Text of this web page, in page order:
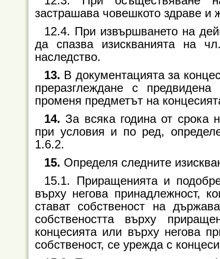
застрашава човешкото здраве и
12.4. При извършването на
да спазва изискванията на
наследство.
13. В документацията за
преразглеждане с
променя предметът на
14. За всяка година от срока
при условия и по ред,
1.6.2.
15. Определя следните
15.1. Приращенията и
върху негова принадлежност,
стават собственост на
собствеността върху
концесията или върху негова
собственост, се урежда с